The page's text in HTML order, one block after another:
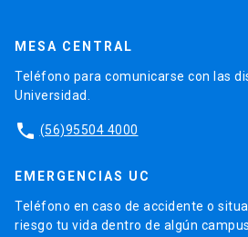
MESA CENTRAL
Teléfono para comunicarse con las
Universidad.
phone (56)95504 4000
EMERGENCIAS UC
Teléfono en caso de accidente o
riesgo tu vida dentro de algún